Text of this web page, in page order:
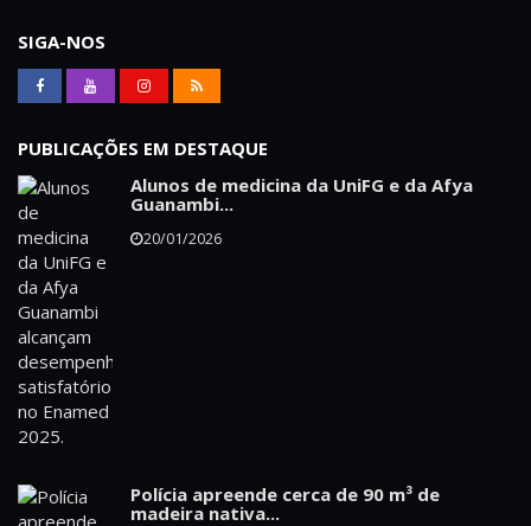
SIGA-NOS
PUBLICAÇÕES EM DESTAQUE
Alunos de medicina da UniFG e da Afya
Guanambi...
20/01/2026
Polícia apreende cerca de 90 m³ de
madeira nativa...